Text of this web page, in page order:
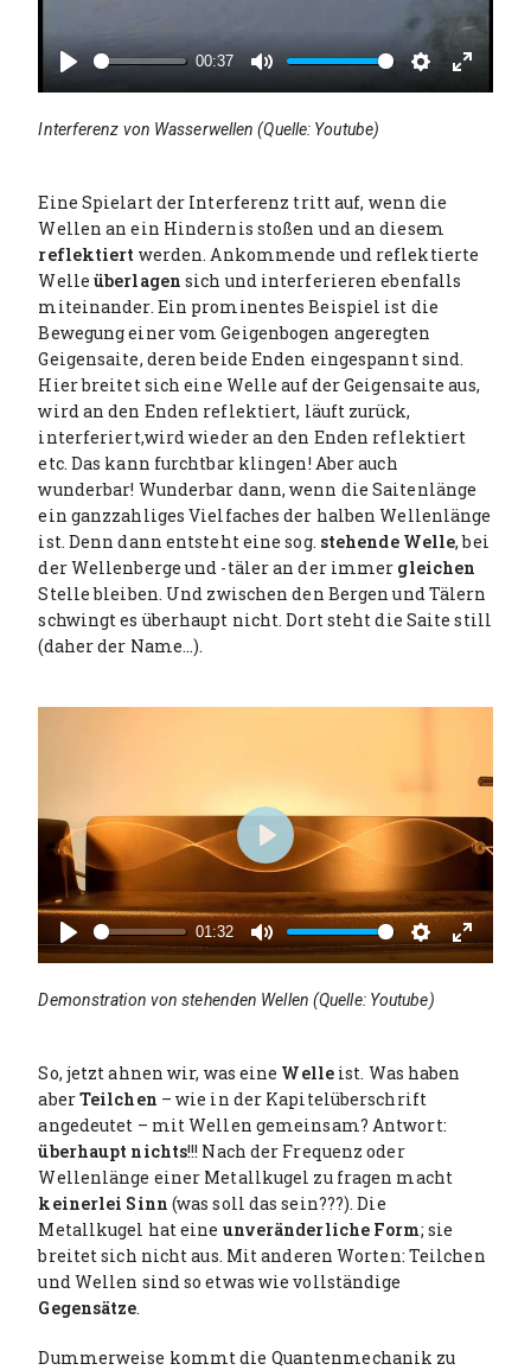
a
00:37
t
Interferenz von Wasserwellen (Quelle: Youtube)
Eine Spielart der Interferenz tritt auf, wenn die
Wellen an ein Hindernis stoßen und an diesem
reflektiert werden. Ankommende und reflektierte
Welleüberlagensich und interferieren ebenfalls
miteinander. Ein prominentes Beispiel ist die
Bewegung einer vom Geigenbogen angeregten
Geigensaite, deren beide Enden eingespannt sind.
Hier breitet sich eine Welle auf der Geigensaite aus,
wird an den Enden reflektiert, läuft zurück,
interferiert,wird wieder an den Enden reflektiert
etc. Das kann furchtbar klingen! Aber auch
wunderbar! Wunderbar dann, wenn die Saitenlänge
ein ganzzahliges Vielfaches der halben Wellenlänge
ist. Denn dann entsteht eine sog. stehende Welle, bei
der Wellenberge und -täler an der immer gleichen
Stelle bleiben. Und zwischen den Bergen und Tälern
schwingt es überhaupt nicht. Dort steht die Saite still
(daher der Name…).
P
a
01:32
M
t
S
t
n
g
s
E
e
P
a
y
Demonstration von stehenden Wellen (Quelle: Youtube)
So, jetzt ahnen wir, was eine Welle ist. Was haben
aberTeilchen – wie in der Kapitelüberschrift
angedeutet – mit Wellen gemeinsam? Antwort:
überhaupt nichts!!! Nach der Frequenz oder
Wellenlänge einer Metallkugel zu fragen macht
keinerlei Sinn (was soll das sein???). Die
Metallkugel hat eine unveränderliche Form; sie
breitet sich nicht aus. Mit anderen Worten: Teilchen
und Wellen sind so etwas wie vollständige
Gegensätze.
Dummerweise kommt die Quantenmechanik zu